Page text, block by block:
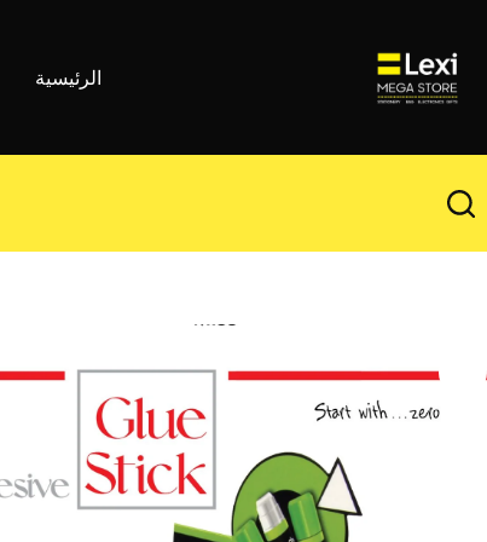
المحتوى
الرئيسية